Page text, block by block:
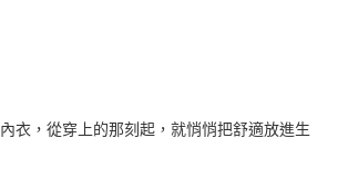
明】
提供，台灣大哥大用戶可立即使用無須另外申請。
，選擇欲分期的期數、繳款截止日，確認付款後即完
期數及費用金額請依後續交易確認頁面所載為準。
如未前往確認交易或遇審核未通過，訂單將自動取
付」】
在收到商品之後才付款」的支付方式。 讓您購物簡單
員、不需綁卡、不需儲值。
衣，從穿上的那刻起，就悄悄把舒適放進生